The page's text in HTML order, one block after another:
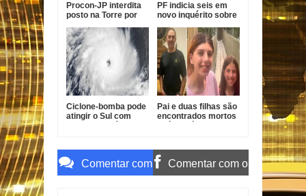
Procon-JP interdita
posto na Torre por
padrão
PF indicia seis em
novo inquérito sobre
no INSS
Ciclone-bomba pode
atingir o Sul com
Pai e duas filhas são
encontrados mortos
Comentar com Comentar com o